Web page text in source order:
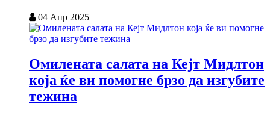
04 Апр 2025
Омилената салата на Кејт Мидлтон
која ќе ви помогне брзо да изгубите
тежина